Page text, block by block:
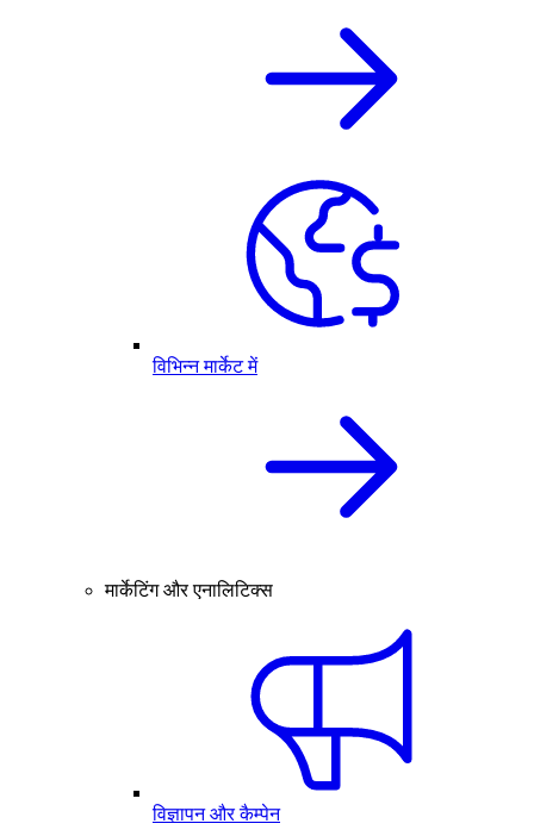
विभिन्न मार्केट में
मार्केटिंग और एनालिटिक्स
विज्ञापन और कैम्पेन